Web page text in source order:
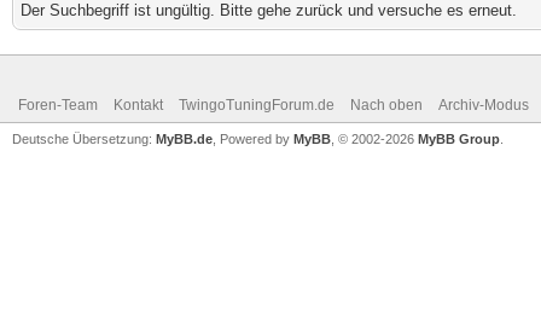
Der Suchbegriff ist ungültig. Bitte gehe zurück und versuche es erneut.
Foren-Team Kontakt TwingoTuningForum.de Nach oben Archiv-Modus
Deutsche Übersetzung: MyBB.de , Powered by MyBB , © 2002-2026 MyBB Group